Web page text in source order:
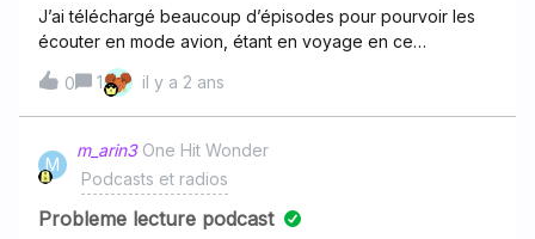
J’ai téléchargé beaucoup d’épisodes pour pourvoir les
écouter en mode avion, étant en voyage en ce
momentj’ai essayé le mode hors connexion et sans mais
impossible d’ouvrir la section « épisodes téléchargés», je
me rappelle pourtant qu’avant la nouvelle interface c’était
possible je peux seulement y accéder en wifimerci
beaucoup pour votre aide !!
0 1 il y a 2 ans
M
m_arin3 One Hit Wonder
Podcasts et radios
Probleme lecture podcast